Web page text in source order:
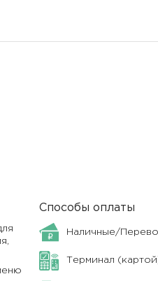
Способы оплаты
Наличные/
Терминал